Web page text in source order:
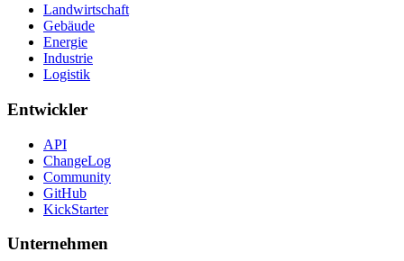
Landwirtschaft
Gebäude
Energie
Industrie
Logistik
Entwickler
API
ChangeLog
Community
GitHub
KickStarter
Unternehmen